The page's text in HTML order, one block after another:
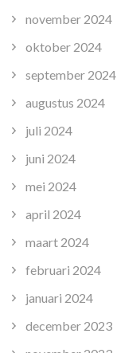
november 2024
oktober 2024
september 2024
augustus 2024
juli 2024
juni 2024
mei 2024
april 2024
maart 2024
februari 2024
januari 2024
december 2023